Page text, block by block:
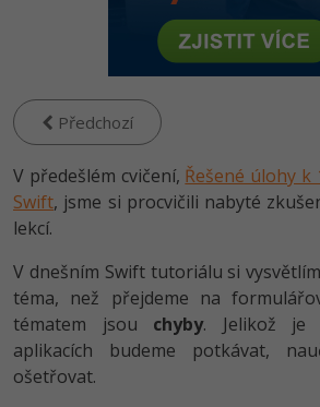
HTML5, CSS3, Bootstrap, SEO
Testování a verzování
UML a návrhové vzory
Spring
ASP.NET MVC
JavaScript
Python
HTML / CSS
MySQL/MariaDB
MS-SQL
Vývojář mobilních aplikací
Specialista na AI a bigdata
C# Game developer
Webdesigner
Tester
Systémový administrátor
Grafik / UX/UI návrhář
-80%
-80%
PHP -80%
C++ -80%
-80%
Kotlin -80%
C -80%
Předchozí
V předešlém cvičení, Řešené úlohy k
Swift, jsme si procvičili nabyté
lekcí.
V dnešním Swift tutoriálu si
téma, než přejdeme na
tématem jsou chyby. Jelikož je
aplikacích budeme potkávat,
ošetřovat.